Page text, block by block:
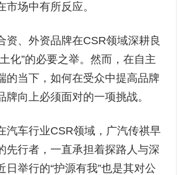
市场中有所反应。
资、外资品牌在CSR领域深耕良
化”的必要之举。然而，在自主
的当下，如何在受众中提高品牌
牌向上必须面对的一项挑战。
汽车行业CSR领域，广汽传祺早
先行者，一直承担着探路人与深
日举行的“护源有我”也是其对公